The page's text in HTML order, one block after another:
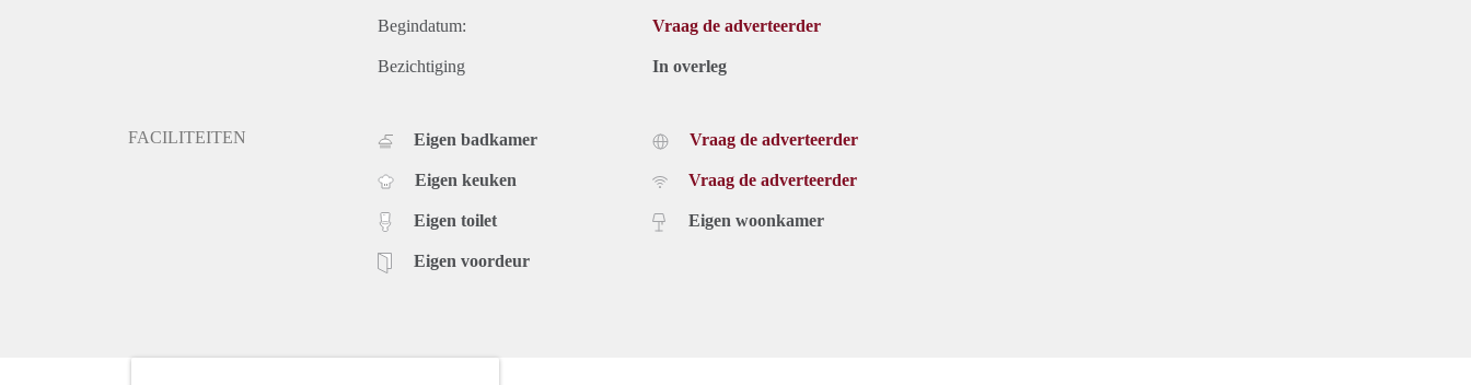
Begindatum: Vraag de adverteerder
Bezichtiging In overleg
FACILITEITEN Eigen badkamer
Eigen keuken
Eigen toilet
Eigen voordeur
Vraag de adverteerder
Vraag de adverteerder
Eigen woonkamer